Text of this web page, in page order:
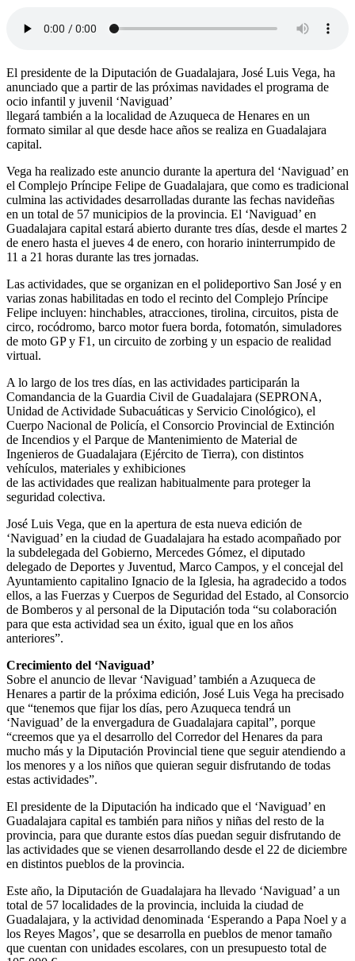
El presidente de la Diputación de Guadalajara, José Luis Vega, ha
anunciado que a partir de las próximas navidades el programa de
ocio infantil y juvenil ‘Naviguad’
llegará también a la localidad de Azuqueca de Henares en un
formato similar al que desde hace años se realiza en Guadalajara
capital.
Vega ha realizado este anuncio durante la apertura del ‘Naviguad’ en
el Complejo Príncipe Felipe de Guadalajara, que como es tradicional
culmina las actividades desarrolladas durante las fechas navideñas
en un total de 57 municipios de la provincia. El ‘Naviguad’ en
Guadalajara capital estará abierto durante tres días, desde el martes 2
de enero hasta el jueves 4 de enero, con horario ininterrumpido de
11 a 21 horas durante las tres jornadas.
Las actividades, que se organizan en el polideportivo San José y en
varias zonas habilitadas en todo el recinto del Complejo Príncipe
Felipe incluyen: hinchables, atracciones, tirolina, circuitos, pista de
circo, rocódromo, barco motor fuera borda, fotomatón, simuladores
de moto GP y F1, un circuito de zorbing y un espacio de realidad
virtual.
A lo largo de los tres días, en las actividades participarán la
Comandancia de la Guardia Civil de Guadalajara (SEPRONA,
Unidad de Actividade Subacuáticas y Servicio Cinológico), el
Cuerpo Nacional de Policía, el Consorcio Provincial de Extinción
de Incendios y el Parque de Mantenimiento de Material de
Ingenieros de Guadalajara (Ejército de Tierra), con distintos
vehículos, materiales y exhibiciones
de las actividades que realizan habitualmente para proteger la
seguridad colectiva.
José Luis Vega, que en la apertura de esta nueva edición de
‘Naviguad’ en la ciudad de Guadalajara ha estado acompañado por
la subdelegada del Gobierno, Mercedes Gómez, el diputado
delegado de Deportes y Juventud, Marco Campos, y el concejal del
Ayuntamiento capitalino Ignacio de la Iglesia, ha agradecido a todos
ellos, a las Fuerzas y Cuerpos de Seguridad del Estado, al Consorcio
de Bomberos y al personal de la Diputación toda “su colaboración
para que esta actividad sea un éxito, igual que en los años
anteriores”.
Crecimiento del ‘Naviguad’
Sobre el anuncio de llevar ‘Naviguad’ también a Azuqueca de
Henares a partir de la próxima edición, José Luis Vega ha precisado
que “tenemos que fijar los días, pero Azuqueca tendrá un
‘Naviguad’ de la envergadura de Guadalajara capital”, porque
“creemos que ya el desarrollo del Corredor del Henares da para
mucho más y la Diputación Provincial tiene que seguir atendiendo a
los menores y a los niños que quieran seguir disfrutando de todas
estas actividades”.
El presidente de la Diputación ha indicado que el ‘Naviguad’ en
Guadalajara capital es también para niños y niñas del resto de la
provincia, para que durante estos días puedan seguir disfrutando de
las actividades que se vienen desarrollando desde el 22 de diciembre
en distintos pueblos de la provincia.
Este año, la Diputación de Guadalajara ha llevado ‘Naviguad’ a un
total de 57 localidades de la provincia, incluida la ciudad de
Guadalajara, y la actividad denominada ‘Esperando a Papa Noel y a
los Reyes Magos’, que se desarrolla en pueblos de menor tamaño
que cuentan con unidades escolares, con un presupuesto total de